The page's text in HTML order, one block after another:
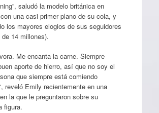
saludó la modelo británica en
una casi primer plano de su cola, y
los mayores elogios de sus seguidores
14 millones).
Me encanta la carne. Siempre
aporte de hierro, así que no soy el
que siempre está comiendo
reveló Emily recientemente en una
la que le preguntaron sobre su
figura.